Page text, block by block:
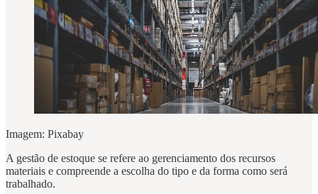
Imagem: Pixabay
A gestão de estoque se refere ao gerenciamento dos recursos
materiais e compreende a escolha do tipo e da forma como será
trabalhado.